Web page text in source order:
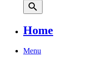
search
Home
Menu